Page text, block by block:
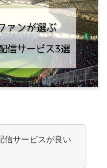
信サービスが良い